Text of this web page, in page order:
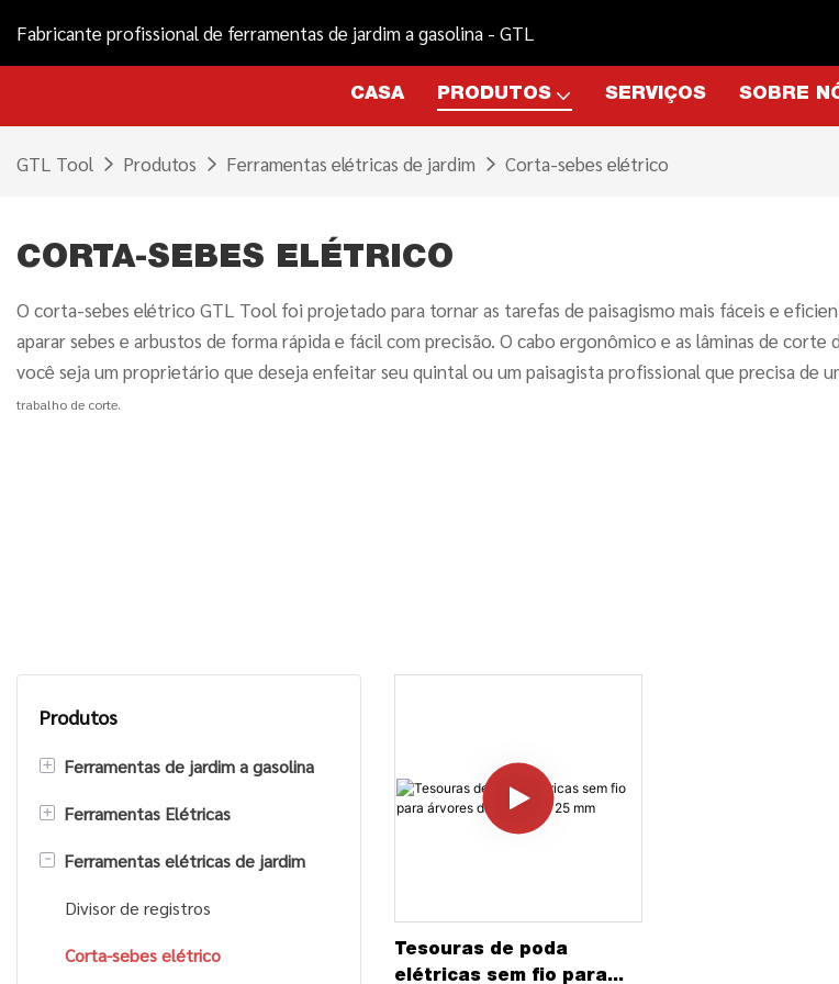
Fabricante profissional de ferramentas de jardim a gasolina - GTL
CASA PRODUTOS SERVIÇOS SOBRE
GTL Tool Produtos Ferramentas elétricas de jardim Corta-sebes elétrico
CORTA-SEBES ELÉTRICO
O corta-sebes elétrico GTL Tool foi projetado para tornar as tarefas de paisagismo mais fáceis e
aparar sebes e arbustos de forma rápida e fácil com precisão. O cabo ergonômico e as lâminas de
você seja um proprietário que deseja enfeitar seu quintal ou um paisagista profissional que precisa de
trabalho de corte.
Produtos
+ Ferramentas de jardim a gasolina
Motosserra a gasolina
Aparador de grama/cortador de
+ Ferramentas Elétricas
Serra Elétrica
Furadeira Elétrica
- Ferramentas elétricas de jardim
Divisor de registros
Corta-sebes elétrico
Tesouras de poda
elétricas sem fio para